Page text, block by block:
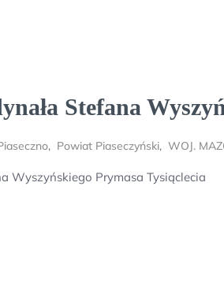
Stefana
, Powiat Piaseczyński, WOJ.
Wyszyńskiego Prymasa Tysiąclecia